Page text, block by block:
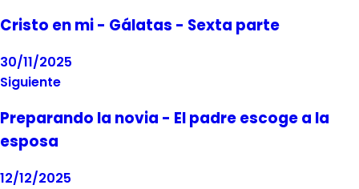
Cristo en mi - Gálatas - Sexta parte
30/11/2025
Siguiente
Preparando la novia - El padre escoge a la
esposa
12/12/2025